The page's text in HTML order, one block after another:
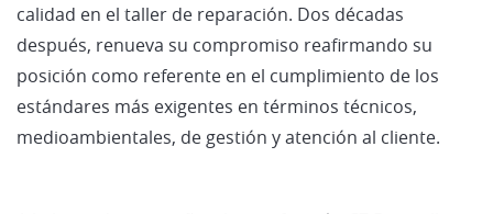
calidad en el taller de reparación. Dos décadas
después, renueva su compromiso reafirmando su
posición como referente en el cumplimiento de los
estándares más exigentes en términos técnicos,
medioambientales, de gestión y atención al cliente.